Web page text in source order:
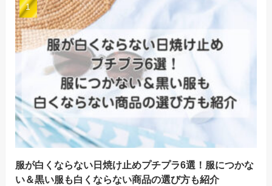
服が白くならない日焼け止めプチプラ6選！服につかな
い＆黒い服も白くならない商品の選び方も紹介